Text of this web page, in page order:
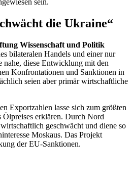
sein.
die Ukraine“
Wissenschaft und Politik
bilateralen Handels und einer nur
nahe, diese Entwicklung mit den
Konfrontationen und Sanktionen in
seien aber primär wirtschaftliche
Exportzahlen lasse sich zum größten
erklären. Durch Nord
geschwächt und diene so
Moskaus. Das Projekt
der EU-Sanktionen.